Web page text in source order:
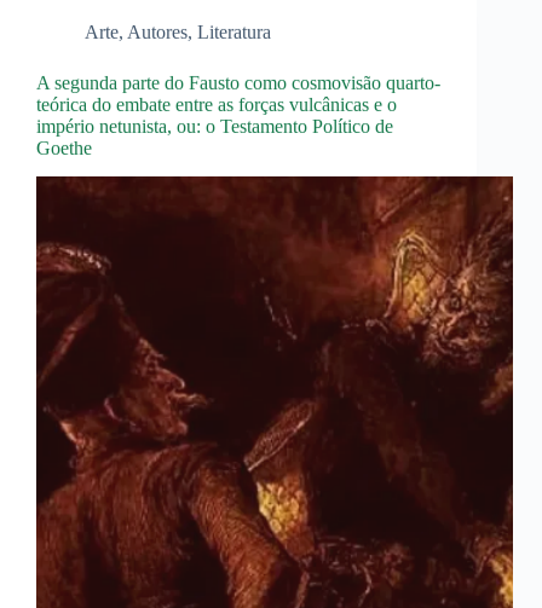
Arte Autores Literatura
A segunda parte do Fausto como cosmovisão quarto-
teórica do embate entre as forças vulcânicas e o
império netunista, ou: o Testamento Político de
Goethe